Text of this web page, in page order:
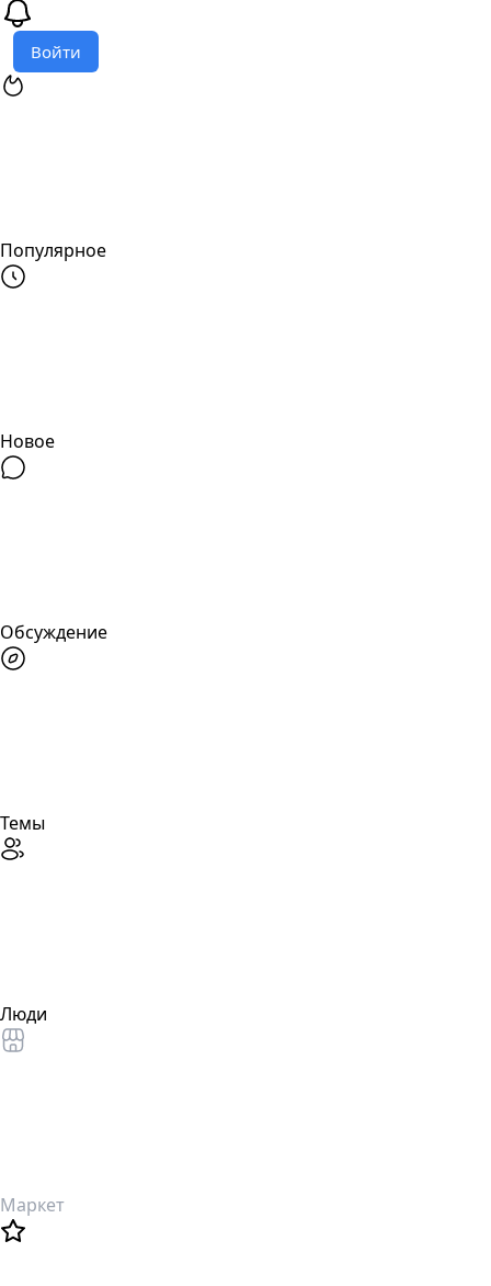
Войти
Популярное
Новое
Обсуждение
Темы
Люди
Маркет